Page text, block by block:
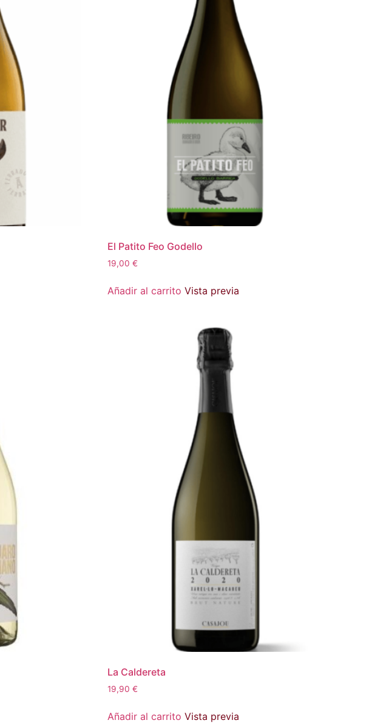
El Patito Feo Godello
19,00 €
Añadir al carrito Vista previa
La Caldereta
19,90 €
Añadir al carrito Vista previa